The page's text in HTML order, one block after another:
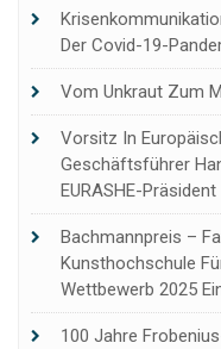
Der Covid-19-
Vom Unkraut Zum
Vorsitz In
Geschäftsführer
EURASHE-Präsident
Bachmannpreis –
Kunsthochschule
Wettbewerb 2025
100 Jahre